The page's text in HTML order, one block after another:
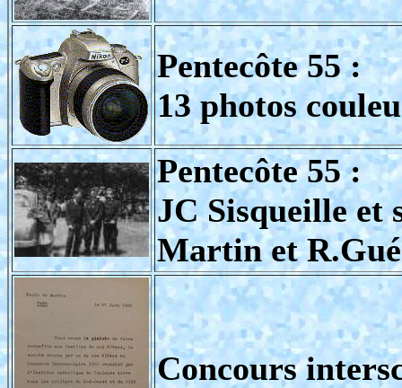
Pentecôte 55 :
13 photos
Pentecôte 55 :
JC Sisqueille et
Martin et
Concours